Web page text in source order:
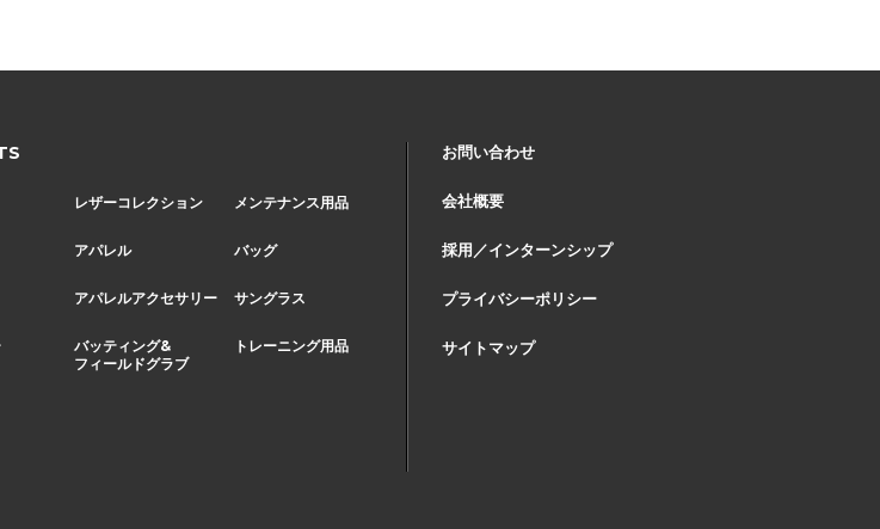
レザーコレクション
アパレル
アパレルアクセサリー
バッティング&
フィールドグラブ
メンテナンス用品
バッグ
サングラス
トレーニング用品
お問い合わせ
会社概要
採用／インターンシップ
プライバシーポリシー
サイトマップ